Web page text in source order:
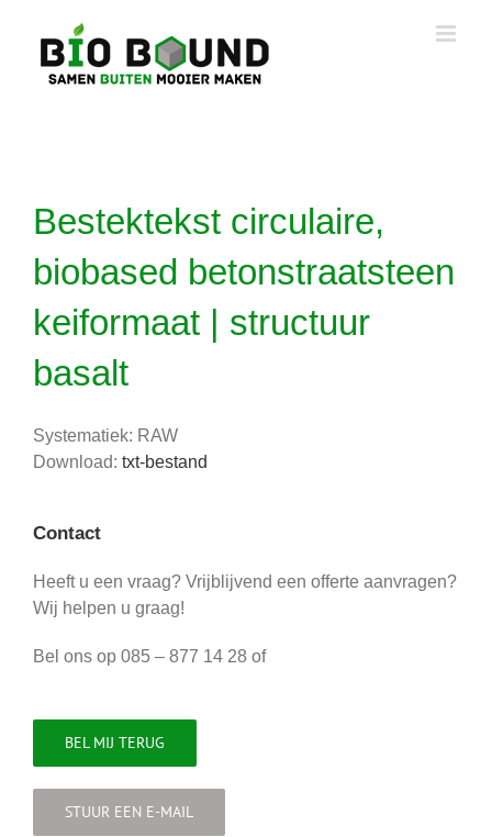
inhoud
Bestektekst circulaire,
biobased betonstraatsteen
keiformaat | structuur
basalt
Systematiek: RAW
Download: txt-bestand
Contact
Heeft u een vraag? Vrijblijvend een offerte aanvragen?
Wij helpen u graag!
Bel ons op 085 – 877 14 28 of
BEL MIJ TERUG
STUUR EEN E-MAIL